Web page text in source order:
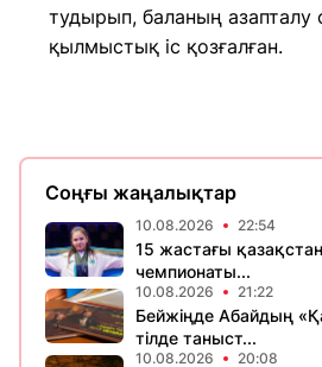
тудырып, баланың азапталу
қылмыстық іс қозғалған.
Соңғы жаңалықтар
10.08.2026 22:54
15 жастағы
чемпионаты...
10.08.2026 21:22
Бейжіңде Абайдың
тілде таныст...
10.08.2026 20:08